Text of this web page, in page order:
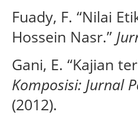
Fuady, F. “Nilai
Hossein Nasr.”
Gani, E. “Kajian
Komposisi: Jurnal
(2012).